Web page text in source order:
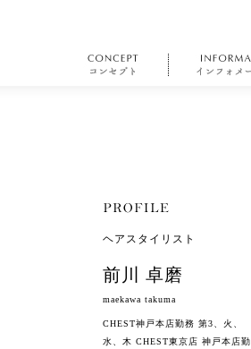
ヘアスタイリスト
前川 卓磨
maekawa takuma
CHEST神戸本店勤務 第3、火、
水、木 CHEST東京店 神戸本店勤